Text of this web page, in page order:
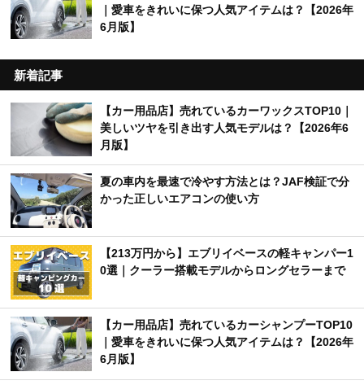
｜愛車をきれいに保つ人気アイテムは？【2026年
6月版】
新着記事
【カー用品店】売れているカーワックスTOP10｜
美しいツヤを引き出す人気モデルは？【2026年6
月版】
夏の車内を最速で冷やす方法とは？JAF検証で分
かった正しいエアコンの使い方
【213万円から】エブリイベースの軽キャンパー1
0選｜クーラー搭載モデルからロングセラーまで
【カー用品店】売れているカーシャンプーTOP10
｜愛車をきれいに保つ人気アイテムは？【2026年
6月版】